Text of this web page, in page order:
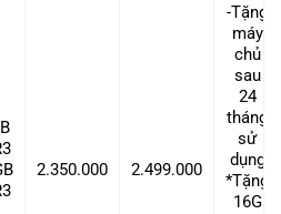
2.350.000 2.499.000
-Tặng
máy
chủ
sau
24
tháng
sử
dụng
*Tặng
16G